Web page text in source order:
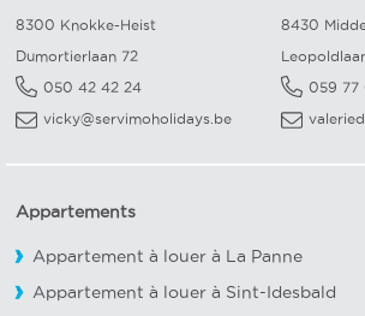
8300 Knokke-Heist
Dumortierlaan 72
050 42 42 24
vicky@servimoholidays.be
8430
059 77
Appartements
Appartement à louer à La Panne
Appartement à louer à Sint-Idesbald